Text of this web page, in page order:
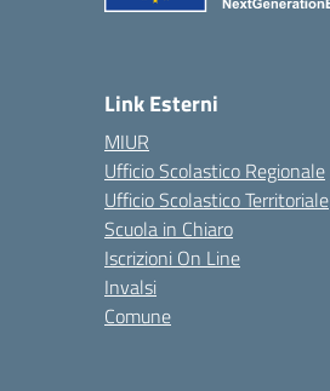
Link Esterni
MIUR
Ufficio Scolastico Regionale
Ufficio Scolastico Territoriale
Scuola in Chiaro
Iscrizioni On Line
Invalsi
Comune